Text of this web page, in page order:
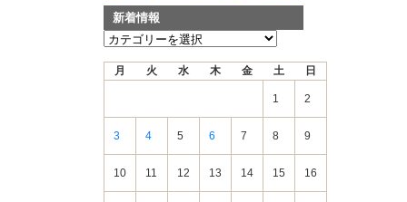
新着情報
新
月 火 水 木 金 土 日
1 2
3 4 5 6 7 8 9
10 11 12 13 14 15 16